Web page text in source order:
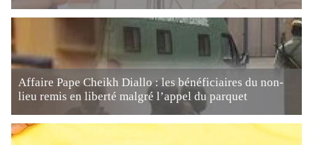
Affaire Pape Cheikh Diallo : les bénéficiaires du non-
lieu remis en liberté malgré l’appel du parquet